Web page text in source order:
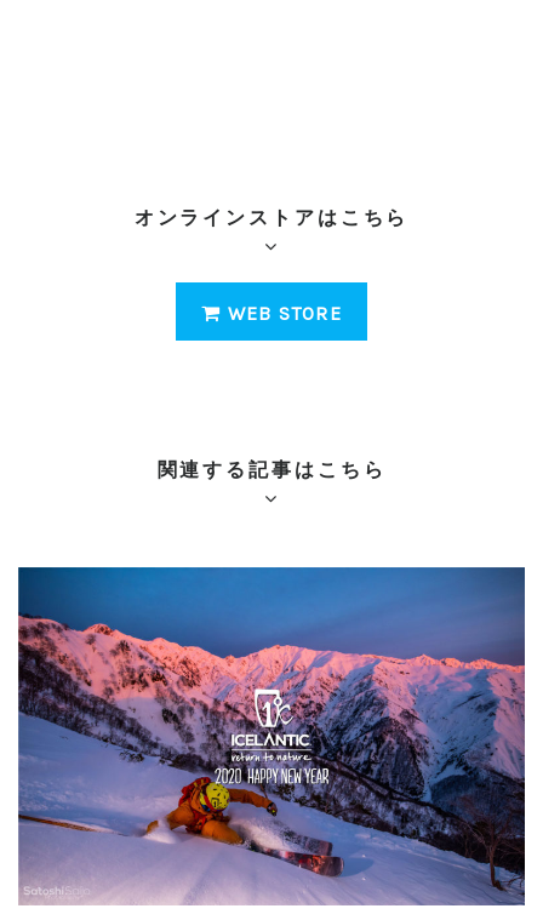
オンラインストアはこちら
WEB STORE
関連する記事はこちら